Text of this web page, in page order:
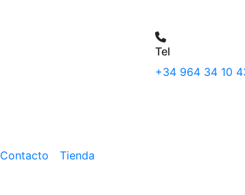
Tel
+34 964 34 10
Contacto Tienda